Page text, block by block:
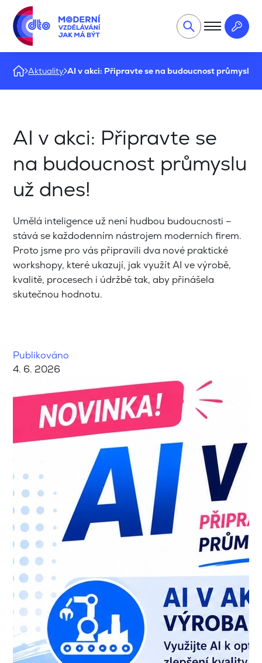
Aktuality AI v akci: Připravte se na budoucnost průmyslu
AI v akci: Připravte se
na budoucnost průmyslu
už dnes!
Umělá inteligence už není hudbou budoucnosti –
stává se každodenním nástrojem moderních firem.
Proto jsme pro vás připravili dva nové praktické
workshopy, které ukazují, jak využít AI ve výrobě,
kvalitě, procesech i údržbě tak, aby přinášela
skutečnou hodnotu.
Publikováno
4. 6. 2026